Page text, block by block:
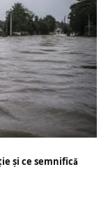
și ce semnifică